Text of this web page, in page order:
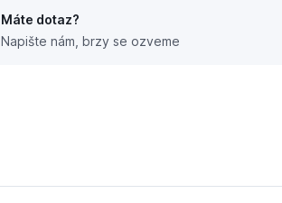
Máte dotaz?
Napište nám, brzy se ozveme